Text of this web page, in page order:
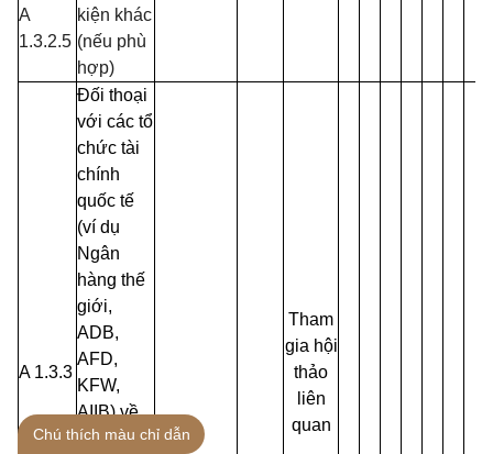
A
1.3.2.5
kiện khác
(nếu phù
hợp)
A 1.3.3
Đối thoại
với các tổ
chức tài
chính
quốc tế
(ví dụ
Ngân
hàng thế
giới,
ADB,
AFD,
KFW,
AIIB) về
tài chính
Tham
gia hội
thảo
liên
quan
Chú thích màu chỉ dẫn